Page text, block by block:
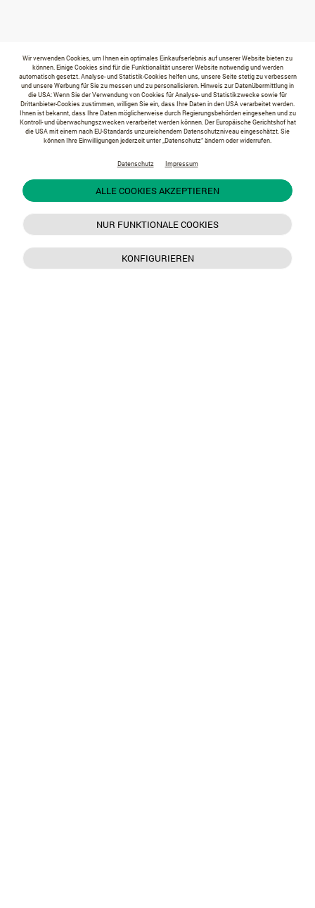
Wir verwenden Cookies, um Ihnen ein optimales Einkaufserlebnis auf unserer Website bieten zu
können. Einige Cookies sind für die Funktionalität unserer Website notwendig und werden
automatisch gesetzt. Analyse- und Statistik-Cookies helfen uns, unsere Seite stetig zu verbessern
und unsere Werbung für Sie zu messen und zu personalisieren. Hinweis zur Datenübermittlung in
die USA: Wenn Sie der Verwendung von Cookies für Analyse- und Statistikzwecke sowie für
Drittanbieter-Cookies zustimmen, willigen Sie ein, dass Ihre Daten in den USA verarbeitet werden.
Ihnen ist bekannt, dass Ihre Daten möglicherweise durch Regierungsbehörden eingesehen und zu
Kontroll- und überwachungszwecken verarbeitet werden können. Der Europäische Gerichtshof hat
die USA mit einem nach EU-Standards unzureichendem Datenschutzniveau eingeschätzt. Sie
können Ihre Einwilligungen jederzeit unter „Datenschutz“ ändern oder widerrufen.
Datenschutz Impressum
ALLE COOKIES AKZEPTIEREN
NUR FUNKTIONALE COOKIES
KONFIGURIEREN